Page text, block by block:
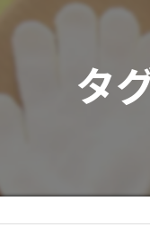
タ